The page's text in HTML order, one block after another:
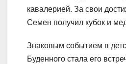
кавалерией. За свои
Семен получил кубок и
Знаковым событием в
Буденного стала его